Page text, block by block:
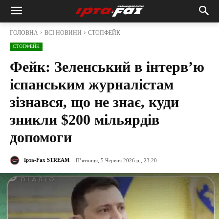
ГОЛОВНА ВСІ НОВИНИ СТОПФЕЙК
СТОПФЕЙК
Фейк: Зеленський в інтерв’ю
іспанським журналістам
зізнався, що не знає, куди
зникли $200 мільярдів
допомоги
Ірта-Fax STREAM П’ятниця, 5 Червня 2026 р., 23:20